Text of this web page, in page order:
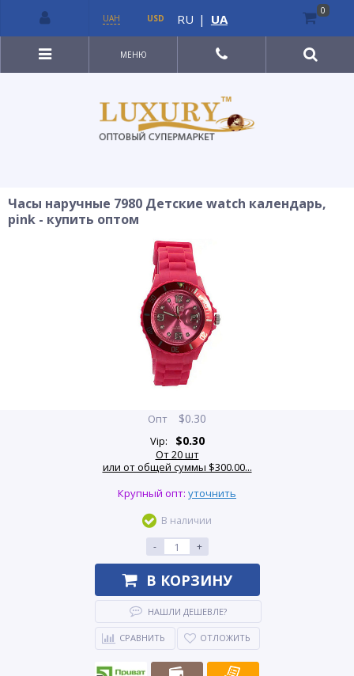
МЕНЮ
Часы наручные 7980 Детские watch календарь,
pink - купить оптом
Опт $0.30
Vip: $0.30
От 20 шт
или от общей суммы $300.00...
Крупный опт: уточнить
В наличии
-
+
В КОРЗИНУ
НАШЛИ ДЕШЕВЛЕ?
СРАВНИТЬ ОТЛОЖИТЬ
UAH USD RU | UA
0